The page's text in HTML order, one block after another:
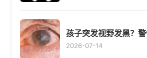
孩子突发视野发黑？
2026-07-14